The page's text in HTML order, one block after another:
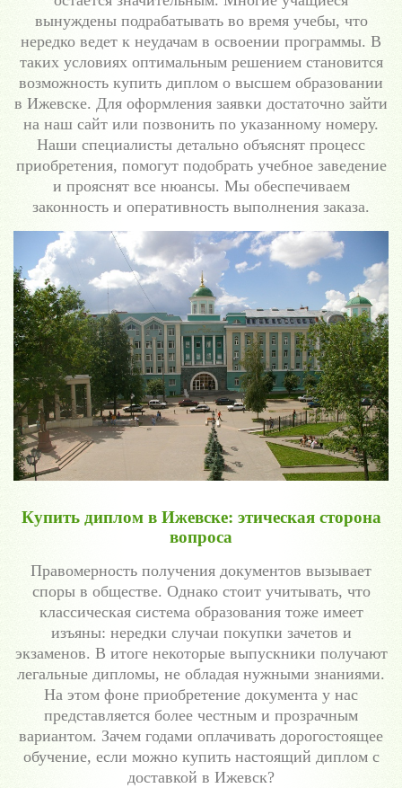
вынуждены подрабатывать во время учебы, что
нередко ведет к неудачам в освоении программы. В
таких условиях оптимальным решением становится
возможность купить диплом о высшем образовании
в Ижевске. Для оформления заявки достаточно зайти
на наш сайт или позвонить по указанному номеру.
Наши специалисты детально объяснят процесс
приобретения, помогут подобрать учебное заведение
и прояснят все нюансы. Мы обеспечиваем
законность и оперативность выполнения заказа.
Купить диплом в Ижевске: этическая сторона
вопроса
Правомерность получения документов вызывает
споры в обществе. Однако стоит учитывать, что
классическая система образования тоже имеет
изъяны: нередки случаи покупки зачетов и
экзаменов. В итоге некоторые выпускники получают
легальные дипломы, не обладая нужными знаниями.
На этом фоне приобретение документа у нас
представляется более честным и прозрачным
вариантом. Зачем годами оплачивать дорогостоящее
обучение, если можно купить настоящий диплом с
доставкой в Ижевск?